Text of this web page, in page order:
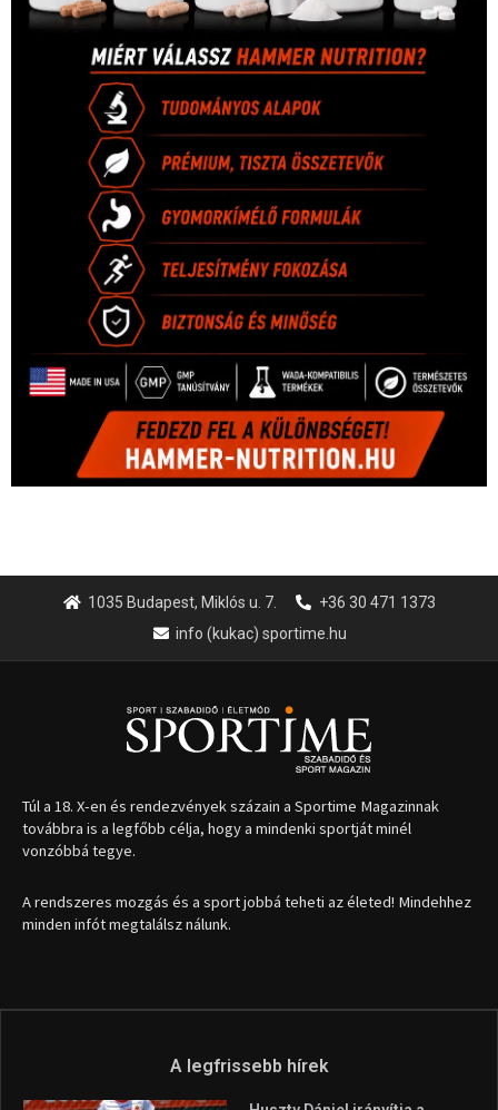
1035 Budapest, Miklós u. 7.
+36 30 471 1373